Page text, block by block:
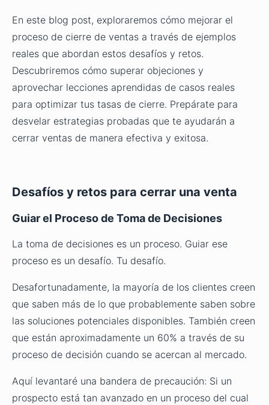
En este blog post, exploraremos cómo mejorar el
proceso de cierre de ventas a través de ejemplos
reales que abordan estos desafíos y retos.
Descubriremos cómo superar objeciones y
aprovechar lecciones aprendidas de casos reales
para optimizar tus tasas de cierre. Prepárate para
desvelar estrategias probadas que te ayudarán a
cerrar ventas de manera efectiva y exitosa.
Desafíos y retos para cerrar una venta
Guiar el Proceso de Toma de Decisiones
La toma de decisiones es un proceso. Guiar ese
proceso es un desafío. Tu desafío.
Desafortunadamente, la mayoría de los clientes creen
que saben más de lo que probablemente saben sobre
las soluciones potenciales disponibles. También creen
que están aproximadamente un 60% a través de su
proceso de decisión cuando se acercan al mercado.
Aquí levantaré una bandera de precaución: Si un
prospecto está tan avanzado en un proceso del cual